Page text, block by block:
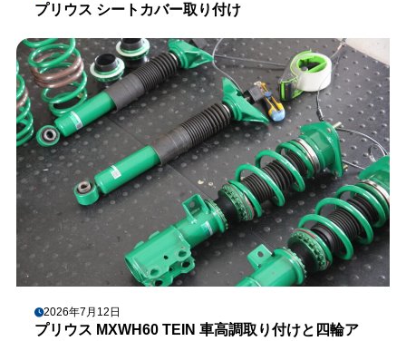
プリウス シートカバー取り付け
2026年7月12日
プリウス MXWH60 TEIN 車高調取り付けと四輪ア